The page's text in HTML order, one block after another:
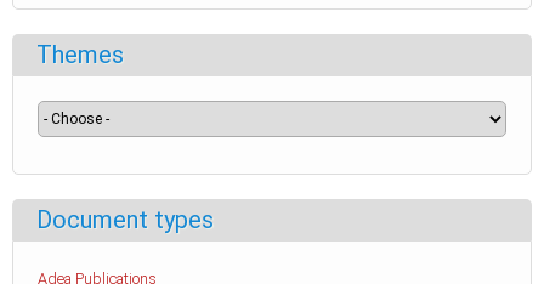
Themes
Document types
Adea Publications